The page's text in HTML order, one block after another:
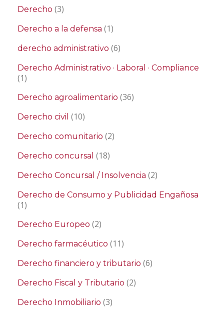
Derecho (3)
Derecho a la defensa (1)
derecho administrativo (6)
Derecho Administrativo · Laboral · Compliance
(1)
Derecho agroalimentario (36)
Derecho civil (10)
Derecho comunitario (2)
Derecho concursal (18)
Derecho Concursal / Insolvencia (2)
Derecho de Consumo y Publicidad Engañosa
(1)
Derecho Europeo (2)
Derecho farmacéutico (11)
Derecho financiero y tributario (6)
Derecho Fiscal y Tributario (2)
Derecho Inmobiliario (3)